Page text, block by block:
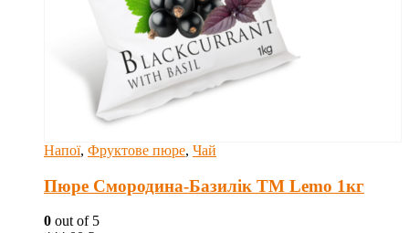
Напої, Фруктове пюре, Чай
Пюре Смородина-Базилік ТМ Lemo 1кг
0 out of 5